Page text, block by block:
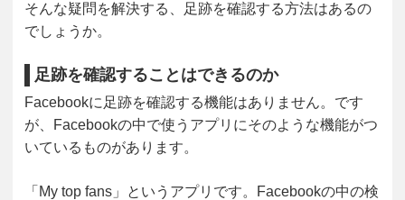
そんな疑問を解決する、足跡を確認する方法はあるの
でしょうか。
足跡を確認することはできるのか
Facebookに足跡を確認する機能はありません。です
が、Facebookの中で使うアプリにそのような機能がつ
いているものがあります。
「My top fans」というアプリです。Facebookの中の検